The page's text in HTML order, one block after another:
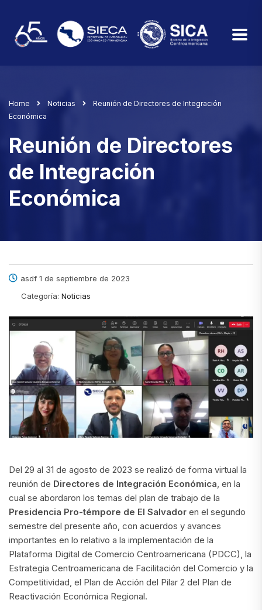
Home Noticias
Reunión de Directores de Integración
Económica
Reunión de Directores
de Integración
Económica
asdf 1 de septiembre de 2023
Categoría: Noticias
Del 29 al 31 de agosto de 2023 se realizó de forma virtual la
reunión de Directores de Integración Económica, en la
cual se abordaron los temas del plan de trabajo de la
Presidencia Pro-témpore de El Salvador en el segundo
semestre del presente año, con acuerdos y avances
importantes en lo relativo a la implementación de la
Plataforma Digital de Comercio Centroamericana (PDCC), la
Estrategia Centroamericana de Facilitación del Comercio y la
Competitividad, el Plan de Acción del Pilar 2 del Plan de
Reactivación Económica Regional.